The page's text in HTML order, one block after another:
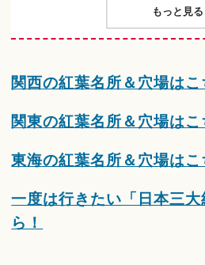
もっと見る
関西の紅葉名所＆穴場はこ
関東の紅葉名所＆穴場はこ
東海の紅葉名所＆穴場はこ
一度は行きたい「日本三
ら！